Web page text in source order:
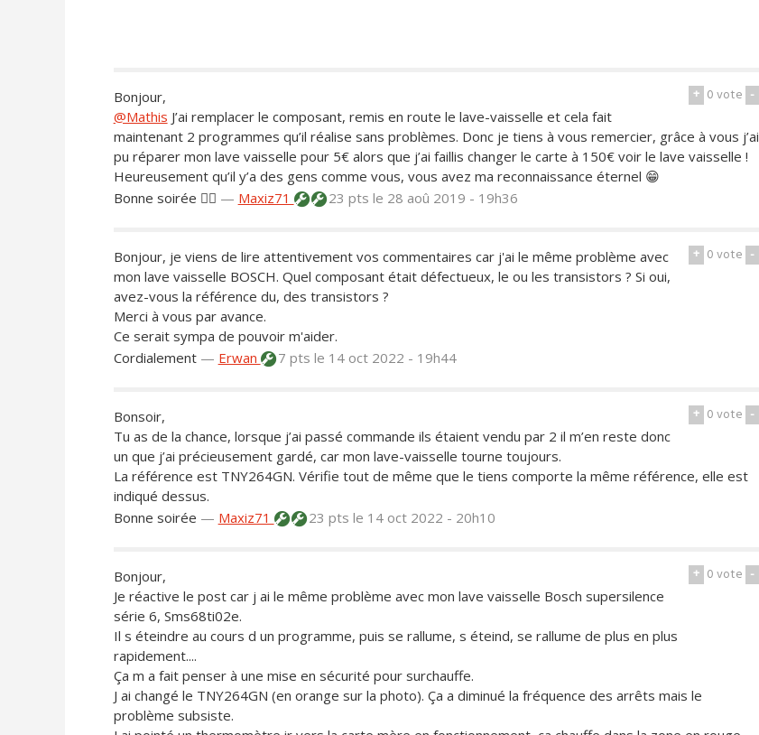
+ 0vote -
Bonjour,
@Mathis J’ai remplacer le composant, remis en route le lave-vaisselle et cela fait
maintenant 2 programmes qu’il réalise sans problèmes. Donc je tiens à vous remercier, grâce à vous j’ai
pu réparer mon lave vaisselle pour 5€ alors que j’ai faillis changer le carte à 150€ voir le lave vaisselle !
Heureusement qu’il y’a des gens comme vous, vous avez ma reconnaissance éternel 😁
Bonne soirée 👍🏻 — Maxiz71 23 pts le 28 aoû 2019 - 19h36
+ 0vote -
Bonjour, je viens de lire attentivement vos commentaires car j'ai le même problème avec
mon lave vaisselle BOSCH. Quel composant était défectueux, le ou les transistors ? Si oui,
avez-vous la référence du, des transistors ?
Merci à vous par avance.
Ce serait sympa de pouvoir m'aider.
Cordialement — Erwan 7 pts le 14 oct 2022 - 19h44
+ 0vote -
Bonsoir,
Tu as de la chance, lorsque j’ai passé commande ils étaient vendu par 2 il m’en reste donc
un que j’ai précieusement gardé, car mon lave-vaisselle tourne toujours.
La référence est TNY264GN. Vérifie tout de même que le tiens comporte la même référence, elle est
indiqué dessus.
Bonne soirée — Maxiz71 23 pts le 14 oct 2022 - 20h10
+ 0vote -
Bonjour,
Je réactive le post car j ai le même problème avec mon lave vaisselle Bosch supersilence
série 6, Sms68ti02e.
Il s éteindre au cours d un programme, puis se rallume, s éteind, se rallume de plus en plus
rapidement....
Ça m a fait penser à une mise en sécurité pour surchauffe.
J ai changé le TNY264GN (en orange sur la photo). Ça a diminué la fréquence des arrêts mais le
problème subsiste.